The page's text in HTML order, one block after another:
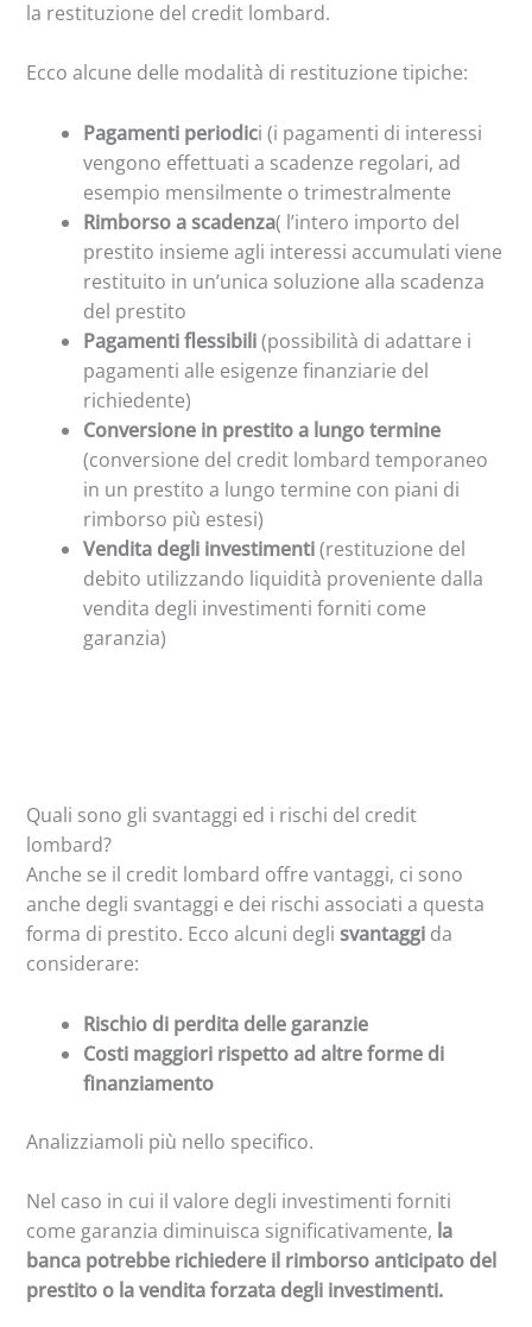
la restituzione del credit lombard.
Ecco alcune delle modalità di restituzione tipiche:
Pagamenti periodici (i pagamenti di interessi
vengono effettuati a scadenze regolari, ad
esempio mensilmente o trimestralmente
Rimborso a scadenza( l’intero importo del
prestito insieme agli interessi accumulati viene
restituito in un’unica soluzione alla scadenza
del prestito
Pagamenti flessibili(possibilità di adattare i
pagamenti alle esigenze finanziarie del
richiedente)
Conversione in prestito a lungo termine
(conversione del credit lombard temporaneo
in un prestito a lungo termine con piani di
rimborso più estesi)
Vendita degli investimenti(restituzione del
debito utilizzando liquidità proveniente dalla
vendita degli investimenti forniti come
garanzia)
Quali sono gli svantaggi ed i rischi del credit
lombard?
Anche se il credit lombard offre vantaggi, ci sono
anche degli svantaggi e dei rischi associati a questa
forma di prestito. Ecco alcuni deglisvantaggi da
considerare:
Rischio di perdita delle garanzie
Costi maggiori rispetto ad altre forme di
finanziamento
Analizziamoli più nello specifico.
Nel caso in cui il valore degli investimenti forniti
come garanzia diminuisca significativamente, la
banca potrebbe richiedere il rimborso anticipato del
prestito o la vendita forzata degli investimenti.